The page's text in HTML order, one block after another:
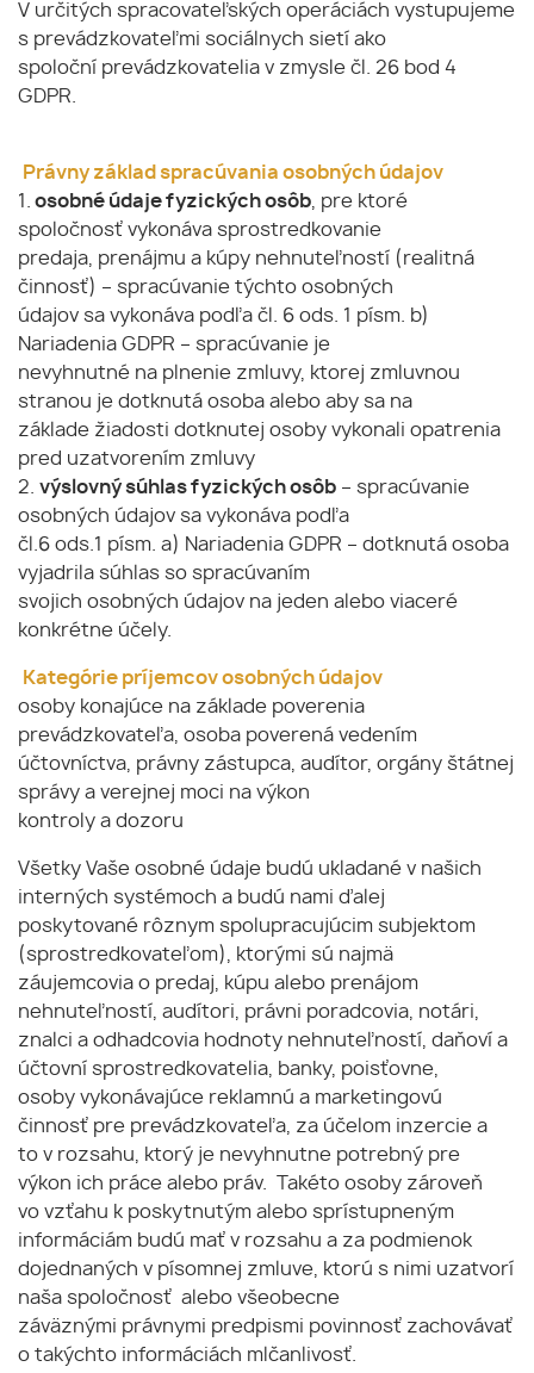
V určitých spracovateľských operáciách vystupujeme
s prevádzkovateľmi sociálnych sietí ako
spoloční prevádzkovatelia v zmysle čl. 26 bod 4
GDPR.
Právny základ spracúvania osobných údajov
1.
osobné údaje fyzických osôb , pre ktoré
spoločnosť vykonáva sprostredkovanie
predaja, prenájmu a kúpy nehnuteľností (realitná
činnosť) – spracúvanie týchto osobných
údajov sa vykonáva podľa čl. 6 ods. 1 písm. b)
Nariadenia GDPR – spracúvanie je
nevyhnutné na plnenie zmluvy, ktorej zmluvnou
stranou je dotknutá osoba alebo aby sa na
základe žiadosti dotknutej osoby vykonali opatrenia
pred uzatvorením zmluvy
2. výslovný súhlas fyzických osôb – spracúvanie
osobných údajov sa vykonáva podľa
čl.6 ods.1 písm. a) Nariadenia GDPR – dotknutá osoba
vyjadrila súhlas so spracúvaním
svojich osobných údajov na jeden alebo viaceré
konkrétne účely.
Kategórie príjemcov osobných údajov
osoby konajúce na základe poverenia
prevádzkovateľa, osoba poverená vedením
účtovníctva, právny zástupca, audítor, orgány štátnej
správy a verejnej moci na výkon
kontroly a dozoru
Všetky Vaše osobné údaje budú ukladané v našich
interných systémoch a budú nami ďalej
poskytované rôznym spolupracujúcim subjektom
(sprostredkovateľom), ktorými sú najmä
záujemcovia o predaj, kúpu alebo prenájom
nehnuteľností, audítori, právni poradcovia, notári,
znalci a odhadcovia hodnoty nehnuteľností, daňoví a
účtovní sprostredkovatelia, banky, poisťovne,
osoby vykonávajúce reklamnú a marketingovú
činnosť pre prevádzkovateľa, za účelom inzercie a
to v rozsahu, ktorý je nevyhnutne potrebný pre
výkon ich práce alebo práv. Takéto osoby zároveň
vo vzťahu k poskytnutým alebo sprístupneným
informáciám budú mať v rozsahu a za podmienok
dojednaných v písomnej zmluve, ktorú s nimi uzatvorí
naša spoločnosť alebo všeobecne
záväznými právnymi predpismi povinnosť zachovávať
o takýchto informáciách mlčanlivosť.